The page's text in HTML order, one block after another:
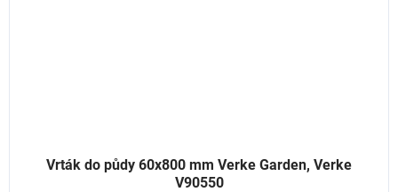
Vrták do půdy 60x800 mm Verke Garden, Verke
V90550